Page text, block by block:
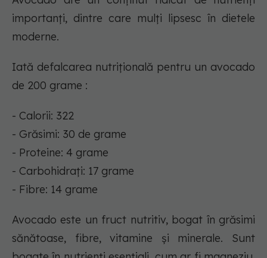
importanți, dintre care mulți lipsesc în dietele
moderne.
Iată defalcarea nutrițională pentru un avocado
de 200 grame :
- Calorii: 322
- Grăsimi: 30 de grame
- Proteine: 4 grame
- Carbohidrați: 17 grame
- Fibre: 14 grame
Avocado este un fruct nutritiv, bogat în grăsimi
sănătoase, fibre, vitamine și minerale. Sunt